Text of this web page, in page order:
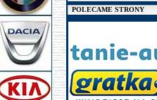
POLECAME STRONY